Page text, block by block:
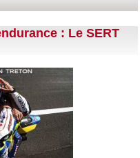
: Le SERT